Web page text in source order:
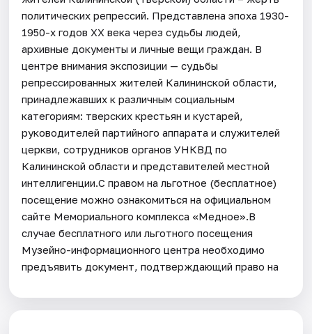
политических репрессий. Представлена эпоха 1930-
1950-х годов ХХ века через судьбы людей,
архивные документы и личные вещи граждан. В
центре внимания экспозиции — судьбы
репрессированных жителей Калининской области,
принадлежавших к различным социальным
категориям: тверских крестьян и кустарей,
руководителей партийного аппарата и служителей
церкви, сотрудников органов УНКВД по
Калининской области и представителей местной
интеллигенции.С правом на льготное (бесплатное)
посещение можно ознакомиться на официальном
сайте Мемориального комплекса «Медное».В
случае бесплатного или льготного посещения
Музейно-информационного центра необходимо
предъявить документ, подтверждающий право на